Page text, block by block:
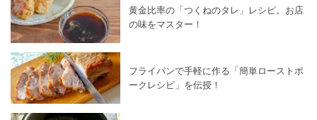
黄金比率の「つくねのタレ」レシピ。お店
の味をマスター！
フライパンで手軽に作る「簡単ローストポ
ークレシピ」を伝授！